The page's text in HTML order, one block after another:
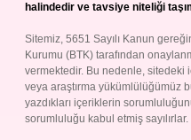
halindedir ve tavsiye niteliği
Sitemiz, 5651 Sayılı Kanun
Kurumu (BTK) tarafından
vermektedir. Bu nedenle, sitedeki
veya araştırma yükümlülüğümüz
yazdıkları içeriklerin
sorumluluğu kabul etmiş sayılırlar.